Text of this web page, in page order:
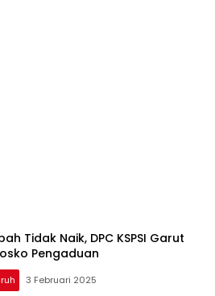
Tidak Naik, DPC KSPSI Garut
Pengaduan
3 Februari 2025